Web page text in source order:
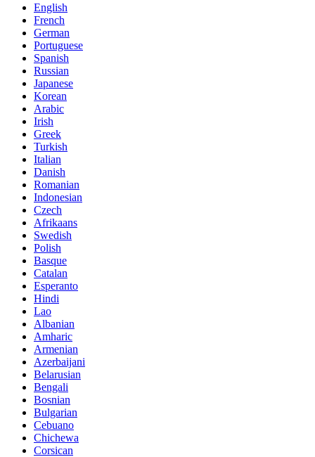
English
French
German
Portuguese
Spanish
Russian
Japanese
Korean
Arabic
Irish
Greek
Turkish
Italian
Danish
Romanian
Indonesian
Czech
Afrikaans
Swedish
Polish
Basque
Catalan
Esperanto
Hindi
Lao
Albanian
Amharic
Armenian
Azerbaijani
Belarusian
Bengali
Bosnian
Bulgarian
Cebuano
Chichewa
Corsican